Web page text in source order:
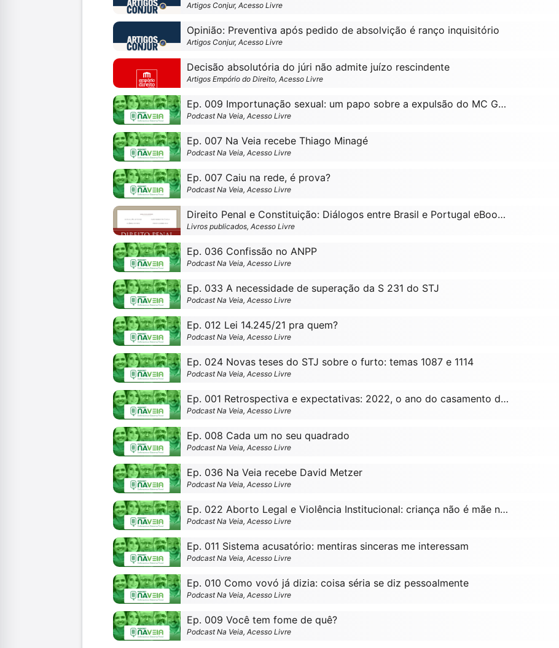
Artigos Conjur, Acesso Livre
Opinião: Preventiva após pedido de absolvição é ranço inquisitório
Artigos Conjur, Acesso Livre
Decisão absolutória do júri não admite juízo rescindente
Artigos Empório do Direito, Acesso Livre
Ep. 009 Importunação sexual: um papo sobre a expulsão do MC Guimê e Cara de Sapato do BBB23
Podcast Na Veia, Acesso Livre
Ep. 007 Na Veia recebe Thiago Minagé
Podcast Na Veia, Acesso Livre
Ep. 007 Caiu na rede, é prova?
Podcast Na Veia, Acesso Livre
Direito Penal e Constituição: Diálogos entre Brasil e Portugal eBook Kindle
Livros publicados, Acesso Livre
Ep. 036 Confissão no ANPP
Podcast Na Veia, Acesso Livre
Ep. 033 A necessidade de superação da S 231 do STJ
Podcast Na Veia, Acesso Livre
Ep. 012 Lei 14.245/21 pra quem?
Podcast Na Veia, Acesso Livre
Ep. 024 Novas teses do STJ sobre o furto: temas 1087 e 1114
Podcast Na Veia, Acesso Livre
Ep. 001 Retrospectiva e expectativas: 2022, o ano do casamento do Monge
Podcast Na Veia, Acesso Livre
Ep. 008 Cada um no seu quadrado
Podcast Na Veia, Acesso Livre
Ep. 036 Na Veia recebe David Metzer
Podcast Na Veia, Acesso Livre
Ep. 022 Aborto Legal e Violência Institucional: criança não é mãe nem incubadora!
Podcast Na Veia, Acesso Livre
Ep. 011 Sistema acusatório: mentiras sinceras me interessam
Podcast Na Veia, Acesso Livre
Ep. 010 Como vovó já dizia: coisa séria se diz pessoalmente
Podcast Na Veia, Acesso Livre
Ep. 009 Você tem fome de quê?
Podcast Na Veia, Acesso Livre